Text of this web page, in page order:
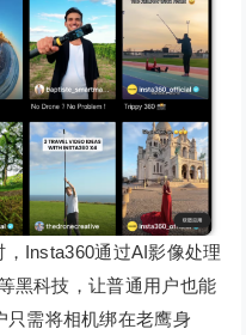
Insta360通过AI影像处理
黑科技，让普通用户也能
只需将相机绑在老鹰身